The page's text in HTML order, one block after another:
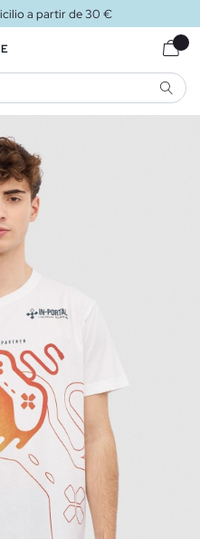
a partir de 30 €